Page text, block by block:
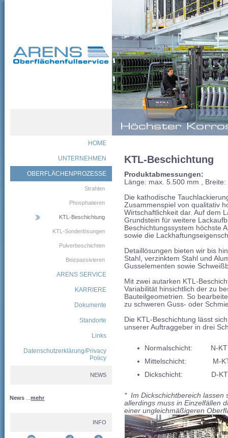
HOME
UNTERNEHMEN
OBERFLÄCHENPROZESSE
Strahlen
Phosphatieren
KTL-Beschichtung
KTL-Sonderlösungen
Pulverbeschichten
Beizpassivieren
ARENS SERVICE
KARRIERE
Dokumente
Standorte
Links
Datenschutzerklärung/Privacy
Policy
NEWS
News ...mehr
INFO
KTL-Beschichtung
Produktabmessungen:
Länge: max. 5.500 mm ,
Die kathodische
Zusammenspiel von qualitativ
Wirtschaftlichkeit dar. Auf dem
Grundstein für weitere
Beschichtungssystem höchste
sowie die
Detaillösungen bieten wir bis
Stahl, verzinktem Stahl und
Gusselementen sowie
Mit zwei autarken KTL-
Variabilität hinsichtlich der zu
Bauteilgeometrien. So
zu schweren Guss- oder
Die KTL-Beschichtung lässt
unserer Auftraggeber in drei
Normalschicht:
N-
Mittelschicht:
M-
Dickschicht:
D-
* Im Dickschichtbereich lassen
allerdings muss in Einzelfällen
einer ungleichmäßigeren